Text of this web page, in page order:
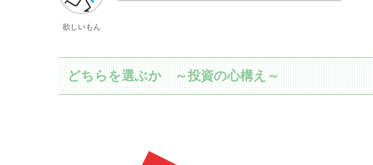
欲しいもん
どちらを選ぶか ～投資の心構え～